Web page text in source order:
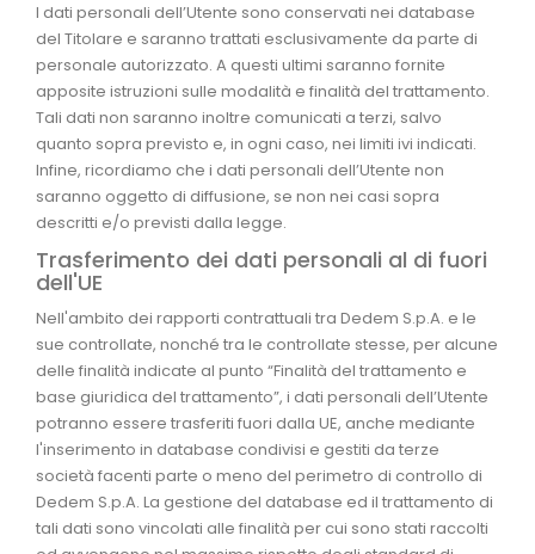
I dati personali dell’Utente sono conservati nei database
del Titolare e saranno trattati esclusivamente da parte di
personale autorizzato. A questi ultimi saranno fornite
apposite istruzioni sulle modalità e finalità del trattamento.
Tali dati non saranno inoltre comunicati a terzi, salvo
quanto sopra previsto e, in ogni caso, nei limiti ivi indicati.
Infine, ricordiamo che i dati personali dell’Utente non
saranno oggetto di diffusione, se non nei casi sopra
descritti e/o previsti dalla legge.
Trasferimento dei dati personali al di fuori
dell'UE
Nell'ambito dei rapporti contrattuali tra Dedem S.p.A. e le
sue controllate, nonché tra le controllate stesse, per alcune
delle finalità indicate al punto “Finalità del trattamento e
base giuridica del trattamento”, i dati personali dell’Utente
potranno essere trasferiti fuori dalla UE, anche mediante
l'inserimento in database condivisi e gestiti da terze
società facenti parte o meno del perimetro di controllo di
Dedem S.p.A. La gestione del database ed il trattamento di
tali dati sono vincolati alle finalità per cui sono stati raccolti